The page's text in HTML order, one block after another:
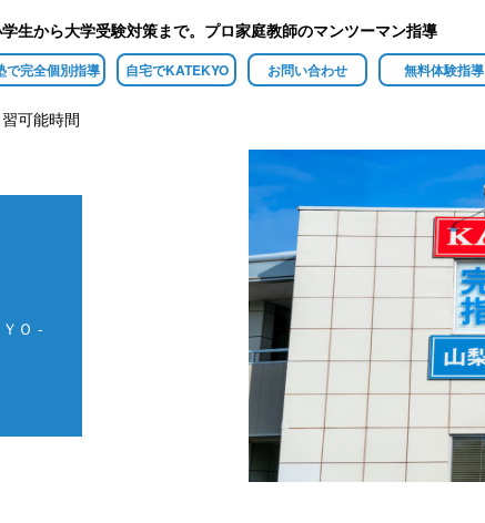
生から大学受験対策まで。プロ家庭教師のマンツーマン指導
で完全個別指導 自宅でKATEKYO お問い合わせ 無料体験指導
可能時間
Ｏ -